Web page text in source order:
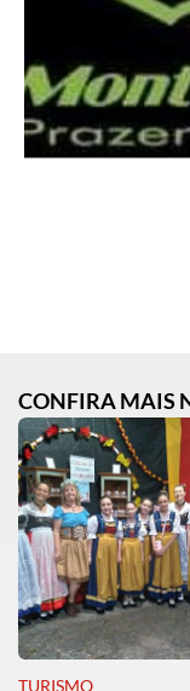
CONFIRA MAIS
TURISMO